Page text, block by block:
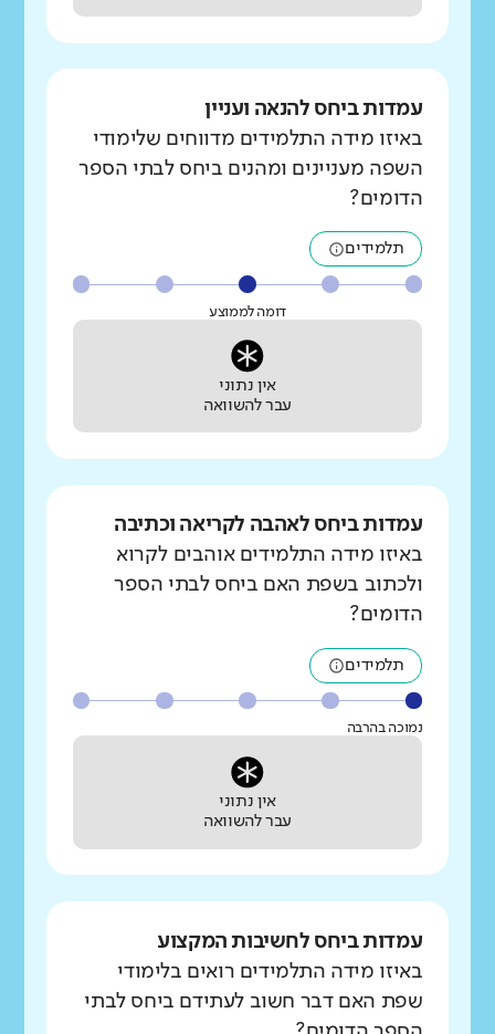
עמדות ביחס להנאה ועניין
באיזו מידה התלמידים מדווחים שלימודי
השפה מעניינים ומהנים ביחס לבתי הספר
הדומים?
תלמידים
דומה לממוצע
אין נתוני
עבר להשוואה
עמדות ביחס לאהבה לקריאה וכתיבה
באיזו מידה התלמידים אוהבים לקרוא
ולכתוב בשפת האם ביחס לבתי הספר
הדומים?
תלמידים
נמוכה בהרבה
אין נתוני
עבר להשוואה
עמדות ביחס לחשיבות המקצוע
באיזו מידה התלמידים רואים בלימודי
שפת האם דבר חשוב לעתידם ביחס לבתי